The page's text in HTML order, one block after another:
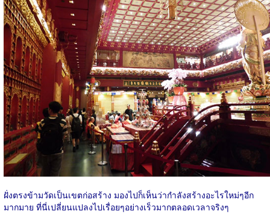
ฝั่งตรงข้ามวัดเป็นเขตก่อสร้าง มองไปก็เห็นว่ากำลังสร้างอะไรใหม่ๆอีก
มากมาย ที่นี่เปลี่ยนแปลงไปเรื่อยๆอย่างเร็วมากตลอดเวลาจริงๆ